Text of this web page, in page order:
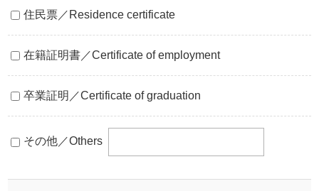
住民票／Residence certificate
在籍証明書／Certificate of employment
卒業証明／Certificate of graduation
その他／Others